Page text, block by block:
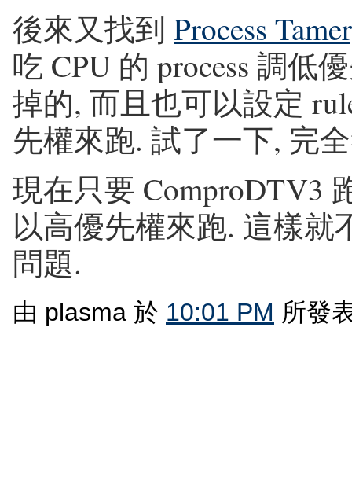
後來又找到 Process Tamer
吃 CPU 的 process 調低
掉的, 而且也可以設定
先權來跑. 試了一下, 完
現在只要 ComproDTV3
以高優先權來跑. 這樣
問題.
由 plasma 於 10:01 PM 所發